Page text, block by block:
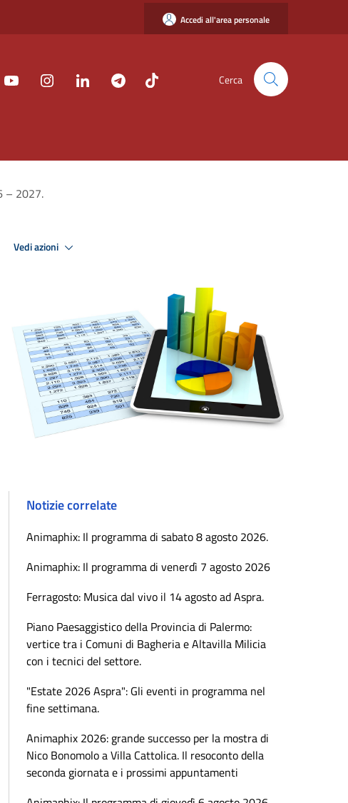
Accedi all'area personale
Cerca
– 2027.
Vedi azioni
Notizie correlate
Animaphix: Il programma di sabato 8 agosto 2026.
Animaphix: Il programma di venerdì 7 agosto 2026
Ferragosto: Musica dal vivo il 14 agosto ad Aspra.
Piano Paesaggistico della Provincia di Palermo:
vertice tra i Comuni di Bagheria e Altavilla Milicia
con i tecnici del settore.
"Estate 2026 Aspra": Gli eventi in programma nel
fine settimana.
Animaphix 2026: grande successo per la mostra di
Nico Bonomolo a Villa Cattolica. Il resoconto della
seconda giornata e i prossimi appuntamenti